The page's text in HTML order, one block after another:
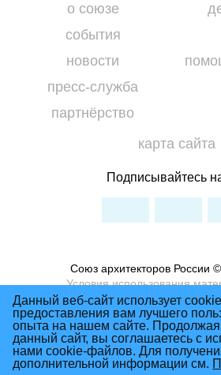
о союзе
события
новости
пресс-служба
партнёрство
карта сайта
Подписывайтесь
Союз архитекторов России
Условия использования
Политика
сделано в студии
Данный веб-сайт использует
предоставления вам лучшего
опыта на нашем сайте. Продолжая
данный сайт, вы соглашаетесь с
нами cookie-файлов. Для
дополнительной информации см.